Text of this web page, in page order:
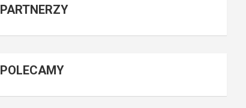
PARTNERZY
POLECAMY